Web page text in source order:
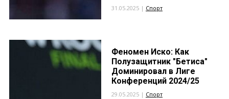
31.05.2025 | Спорт
Феномен Иско: Как
Полузащитник "Бетиса"
Доминировал в Лиге
Конференций 2024/25
29.05.2025 | Спорт